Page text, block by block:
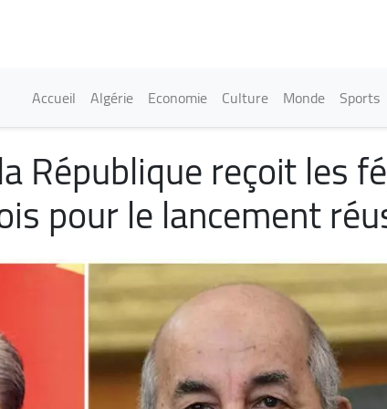
Main navigation
Accueil Algérie Economie Culture Monde Sports
République reçoit les
pour le lancement